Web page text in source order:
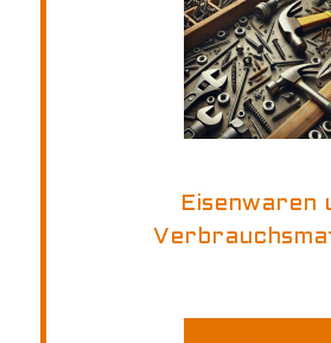
Eisenwaren